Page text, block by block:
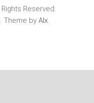
Reserved.
. Theme by Alx.